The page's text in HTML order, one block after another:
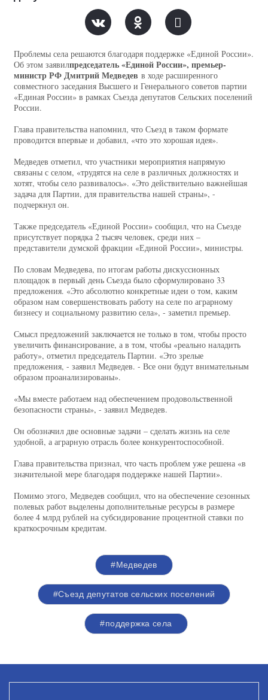
Проблемы села решаются благодаря поддержке «Единой России».
Об этом заявилпредседатель «Единой России», премьер-
министр РФ Дмитрий Медведев в ходе расширенного
совместного заседания Высшего и Генерального советов партии
«Единая России» в рамках Съезда депутатов Сельских поселений
России.
Глава правительства напомнил, что Съезд в таком формате
проводится впервые и добавил, «что это хорошая идея».
Медведев отметил, что участники мероприятия напрямую
связаны с селом, «трудятся на селе в различных должностях и
хотят, чтобы село развивалось». «Это действительно важнейшая
задача для Партии, для правительства нашей страны», -
подчеркнул он.
Также председатель «Единой России» сообщил, что на Съезде
присутствует порядка 2 тысяч человек, среди них –
представители думской фракции «Единой России», министры.
По словам Медведева, по итогам работы дискуссионных
площадок в первый день Съезда было сформулировано 33
предложения. «Это абсолютно конкретные идеи о том, каким
образом нам совершенствовать работу на селе по аграрному
бизнесу и социальному развитию села», - заметил премьер.
Смысл предложений заключается не только в том, чтобы просто
увеличить финансирование, а в том, чтобы «реально наладить
работу», отметил председатель Партии. «Это зрелые
предложения, - заявил Медведев. - Все они будут внимательным
образом проанализированы».
«Мы вместе работаем над обеспечением продовольственной
безопасности страны», - заявил Медведев.
Он обозначил две основные задачи – сделать жизнь на селе
удобной, а аграрную отрасль более конкурентоспособной.
Глава правительства признал, что часть проблем уже решена «в
значительной мере благодаря поддержке нашей Партии».
Помимо этого, Медведев сообщил, что на обеспечение сезонных
полевых работ выделены дополнительные ресурсы в размере
более 4 млрд рублей на субсидирование процентной ставки по
краткосрочным кредитам.
#Медведев
#Съезд депутатов сельских поселений
#поддержка села